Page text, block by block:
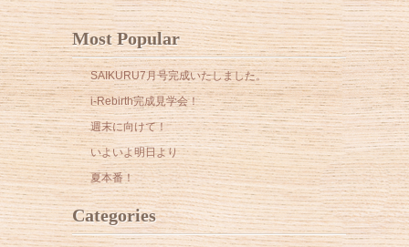
Most Popular
SAIKURU7月号完成いたしました。
i-Rebirth完成見学会！
週末に向けて！
いよいよ明日より
夏本番！
Categories